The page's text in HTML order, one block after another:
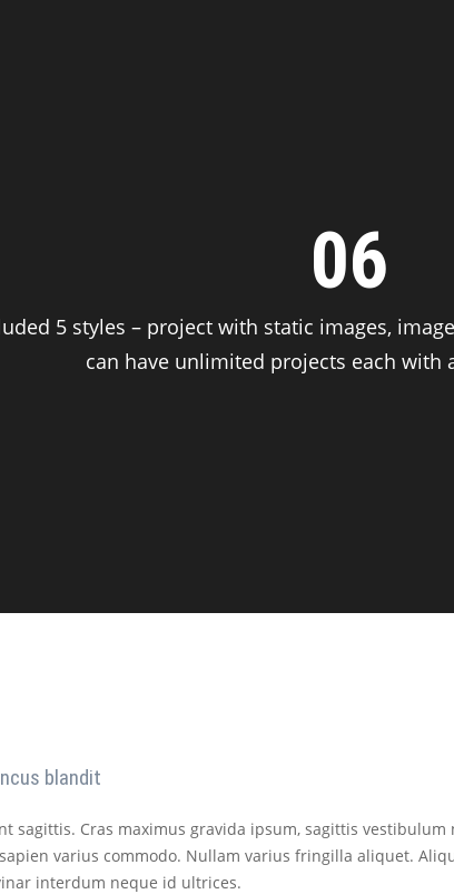
06
5 styles – project with static images,
can have unlimited projects each with
blandit
sagittis. Cras maximus gravida ipsum, sagittis
varius commodo. Nullam varius fringilla aliquet.
interdum neque id ultrices.